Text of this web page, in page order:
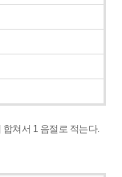
합쳐서 1 음절로 적는다.